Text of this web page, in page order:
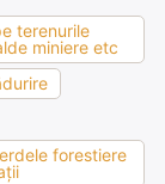
terenurile
miniere etc
forestiere